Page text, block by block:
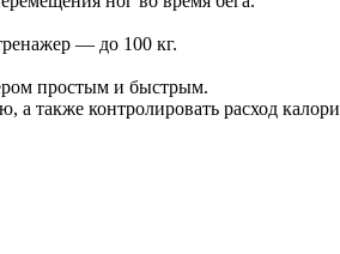
— до 100 кг.
простым и быстрым.
также контролировать расход